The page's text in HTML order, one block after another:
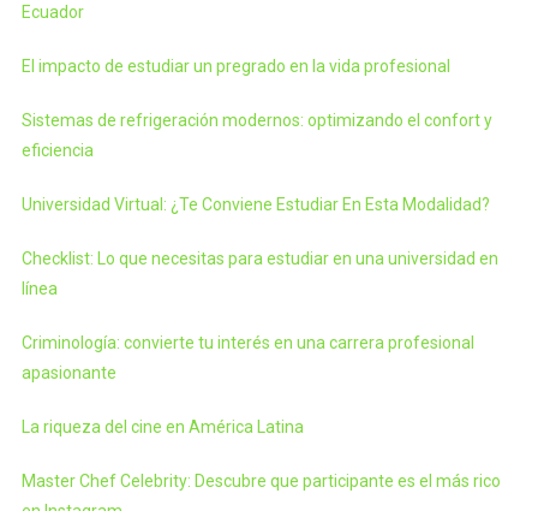
Ecuador
El impacto de estudiar un pregrado en la vida profesional
Sistemas de refrigeración modernos: optimizando el confort y
eficiencia
Universidad Virtual: ¿Te Conviene Estudiar En Esta Modalidad?
Checklist: Lo que necesitas para estudiar en una universidad en
línea
Criminología: convierte tu interés en una carrera profesional
apasionante
La riqueza del cine en América Latina
Master Chef Celebrity: Descubre que participante es el más rico